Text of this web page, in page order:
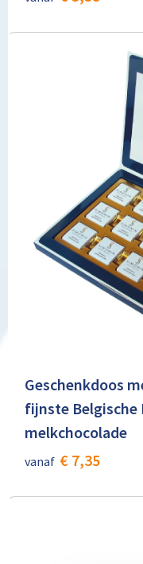
Geschenkdoos
fijnste Belgische
melkchocolade
vanaf € 7,35